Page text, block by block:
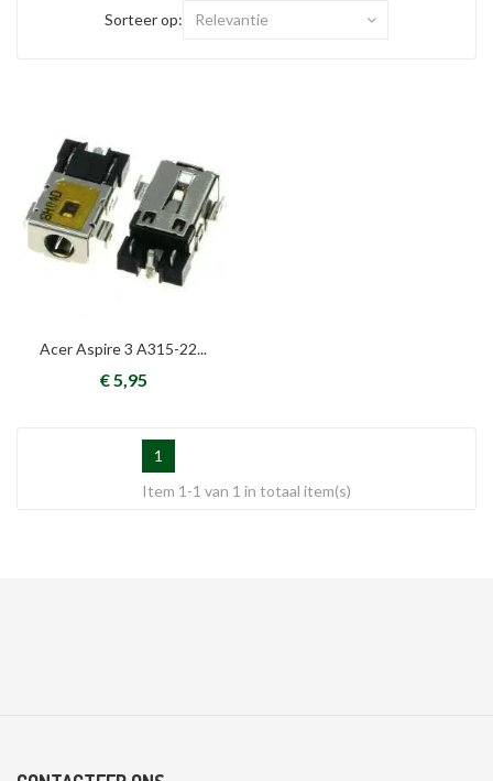
Sorteer op: Relevantie
Acer Aspire 3 A315-22...
€ 5,95
1
Item 1-1 van 1 in totaal item(s)